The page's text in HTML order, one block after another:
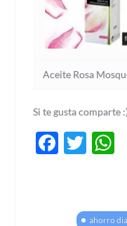
Aceite Rosa
Si te gusta comparte
ahorro